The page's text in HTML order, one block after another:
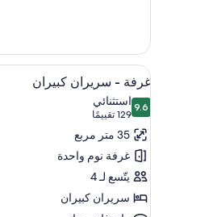
استعراض
جميع
صور
غرفة
-
سريران
كبيران
4
غرفة - سريران كبيران
9.69.6 من 10
استثنائي
129 تقييمًا
(129
تقييمًا)
35 متر مربع
غرفة نوم واحدة
يتّسع لـ 4
سريران كبيران